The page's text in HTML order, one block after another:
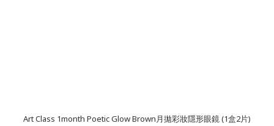
Art Class 1month Poetic Glow Brown月拋彩妝隱形眼鏡 (1盒2片)